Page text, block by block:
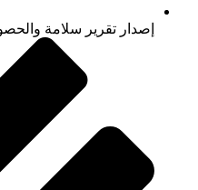
إصدار تقرير سلامة